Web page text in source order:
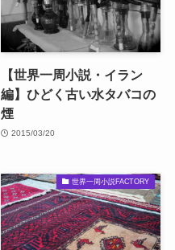
【世界一周小説・イラン
編】ひどく古い水タバコの
煙
2015/03/20
世界一周小説FACTORY